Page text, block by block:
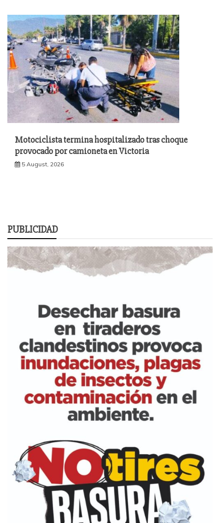
Motociclista termina hospitalizado tras choque
provocado por camioneta en Victoria
5 August, 2026
PUBLICIDAD